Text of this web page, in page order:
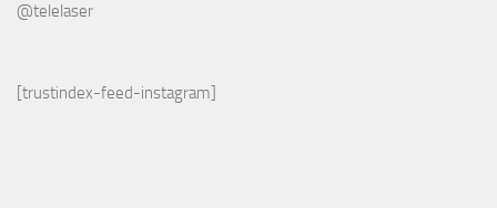
@telelaser
[trustindex-feed-instagram]